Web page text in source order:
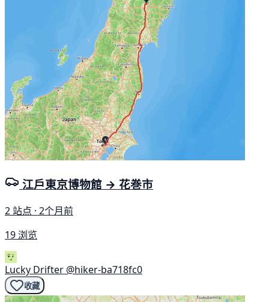
江戶東京博物館 → 花巻市
2 站点 · 2个月前
19 浏览
Lucky Drifter @hiker-ba718fc0
收藏